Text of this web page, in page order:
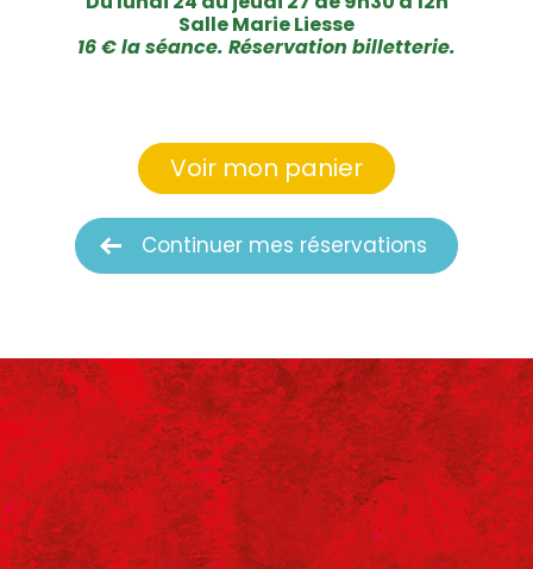
Salle Marie Liesse
16 € la séance. Réservation billetterie.
Continuer mes réservations
Voir mon panier